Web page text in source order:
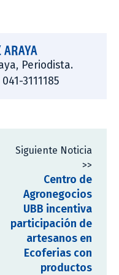
ARAYA
Periodista.
3111185
Siguiente Noticia
>>
Centro de
Agronegocios
UBB incentiva
participación de
artesanos en
Ecoferias con
productos